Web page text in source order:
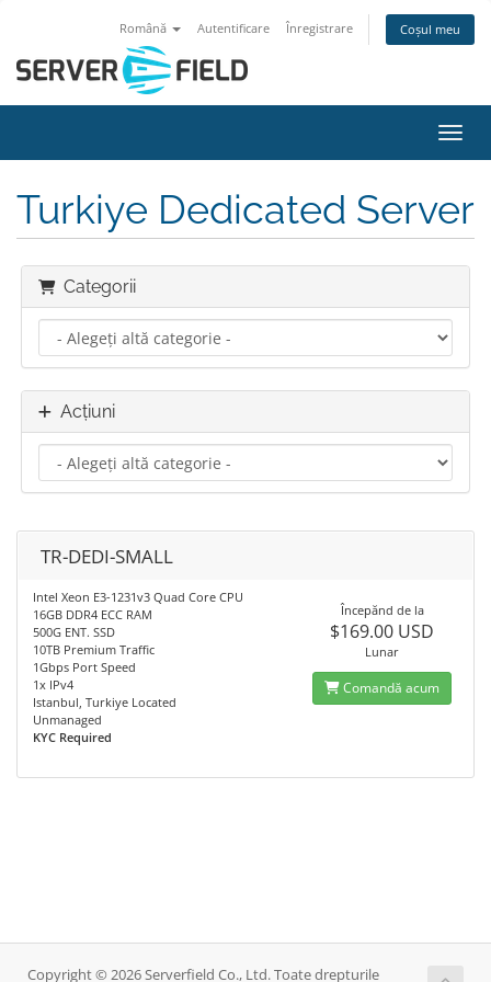
Română Autentificare Înregistrare Coșul meu
Turkiye Dedicated Server
Categorii
Acțiuni
TR-DEDI-SMALL
Intel Xeon E3-1231v3 Quad Core CPU
16GB DDR4 ECC RAM
500G ENT. SSD
10TB Premium Traffic
1Gbps Port Speed
1x IPv4
Istanbul, Turkiye Located
Unmanaged
KYC Required
Începănd de la
$169.00 USD
Lunar
Comandă acum
Copyright © 2026 Serverfield Co., Ltd. Toate drepturile